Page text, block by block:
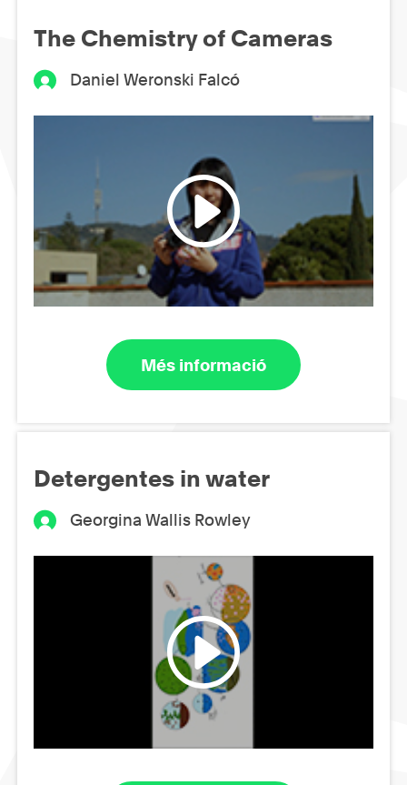
The Chemistry of Cameras
Daniel Weronski Falcó
Més informació
Detergentes in water
Georgina Wallis Rowley